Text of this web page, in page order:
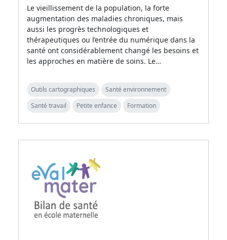
Le vieillissement de la population, la forte
augmentation des maladies chroniques, mais
aussi les progrès technologiques et
thérapeutiques ou l’entrée du numérique dans la
santé ont considérablement changé les besoins et
les approches en matière de soins. Le…
Outils cartographiques
Santé environnement
Santé travail
Petite enfance Formation